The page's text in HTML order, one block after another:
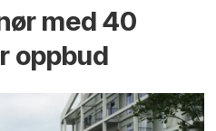
med 40
oppbud